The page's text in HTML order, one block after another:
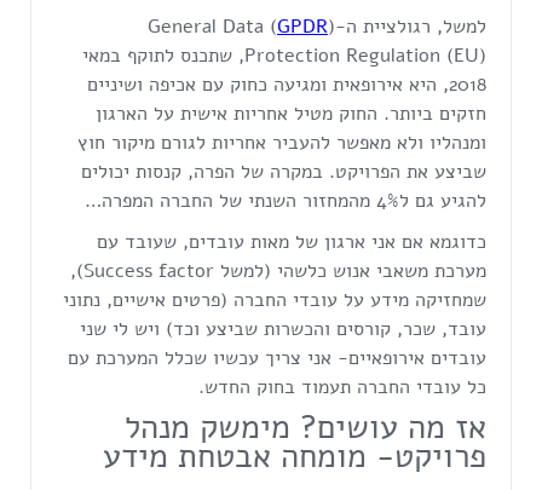
למשל, רגולציית ה-(GPDR
) General Data
Protection Regulation (EU), שתכנס לתוקף במאי
2018, היא אירופאית ומגיעה כחוק עם אכיפה ושיניים
חזקים ביותר. החוק מטיל אחריות אישית על הארגון
ומנהליו ולא מאפשר להעביר אחריות לגורם מיקור חוץ
שביצע את הפרויקט. במקרה של הפרה, קנסות יכולים
להגיע גם ל4% מהמחזור השנתי של החברה המפרה…
כדוגמא אם אני ארגון של מאות עובדים, שעובד עם
מערכת משאבי אנוש כלשהי (למשל Success factor),
שמחזיקה מידע על עובדי החברה (פרטים אישיים, נתוני
עובד, שכר, קורסים והכשרות שביצע וכד) ויש לי שני
עובדים אירופאיים- אני צריך עכשיו שכלל המערכת עם
כל עובדי החברה תעמוד בחוק החדש.
אז מה עושים? מימשק מנהל
פרויקט- מומחה אבטחת מידע